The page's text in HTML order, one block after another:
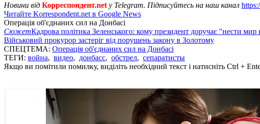
Новини від Корреспондент.net у Telegram. Підписуйтесь на наш канал
Читайте Korrespondent.net в Google News
Операція об'єднаних сил на Донбасі
СюжетКадрова політика Зеленського: кому президент доручає "нести
Військовий прокурор застеріг від порушень закону в Золотому
СПЕЦТЕМА: Операція об'єднаних сил на Донбасі
ТЕГИ: война, видео, донбасс, обстрел, сепаратисты
Якщо ви помітили помилку, виділіть необхідний текст і натисніть Ctrl +